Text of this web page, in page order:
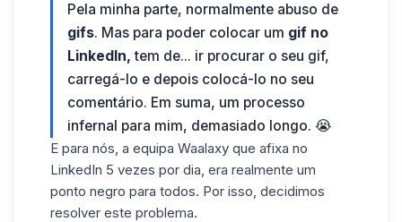
Pela minha parte, normalmente abuso de
gifs. Mas para poder colocar um gif no
LinkedIn, tem de... ir procurar o seu gif,
carregá-lo e depois colocá-lo no seu
comentário. Em suma, um processo
infernal para mim, demasiado longo. 😭
E para nós, a equipa Waalaxy que afixa no
LinkedIn 5 vezes por dia, era realmente um
ponto negro para todos. Por isso, decidimos
resolver este problema.